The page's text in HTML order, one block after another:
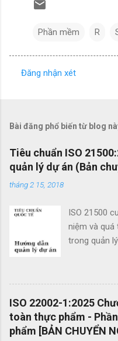
Phần mềm R
x
é
t
Đăng nhận xét
Bài đăng phổ biến từ blog
Tiêu chuẩn ISO
quản lý dự án (Bản
tháng 2 15, 2018
ISO 21500
niệm và
trong quản
nghiệm có
án theo tiêu
của dự án
lợi ích của
chuyển
các tổ
ISO 22002-1:2025
toàn thực phẩm -
phẩm [BẢN CHUYỂN